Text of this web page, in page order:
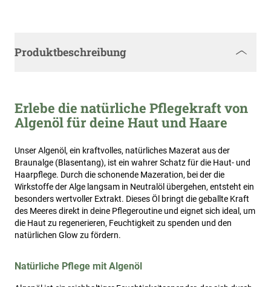
Produktbeschreibung
Erlebe die natürliche Pflegekraft von
Algenöl für deine Haut und Haare
Unser Algenöl, ein kraftvolles, natürliches Mazerat aus der
Braunalge (Blasentang), ist ein wahrer Schatz für die Haut- und
Haarpflege. Durch die schonende Mazeration, bei der die
Wirkstoffe der Alge langsam in Neutralöl übergehen, entsteht ein
besonders wertvoller Extrakt. Dieses Öl bringt die geballte Kraft
des Meeres direkt in deine Pflegeroutine und eignet sich ideal, um
die Haut zu regenerieren, Feuchtigkeit zu spenden und den
natürlichen Glow zu fördern.
Natürliche Pflege mit Algenöl